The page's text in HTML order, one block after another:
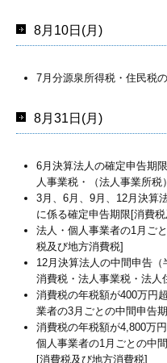
8月10日(月)
7月分源泉所得税・住民税
8月31日(月)
6月決算法人の確定申告期
人事業税・（法人事業所税
3月、6月、9月、12月決算
に係る確定申告期限[消費
法人・個人事業者の1月ご
税及び地方消費税]
12月決算法人の中間申告
消費税・法人事業税・法人
消費税の年税額が400万円
業者の3月ごとの中間申告
消費税の年税額が4,800万
個人事業者の1月ごとの中
[消費税及び地方消費税]